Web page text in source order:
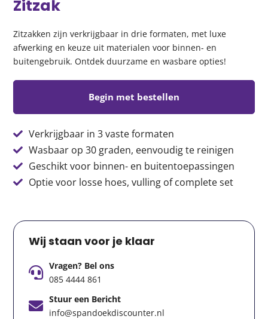
Zitzak
Zitzakken zijn verkrijgbaar in drie formaten, met luxe
afwerking en keuze uit materialen voor binnen- en
buitengebruik. Ontdek duurzame en wasbare opties!
Begin met bestellen
Verkrijgbaar in 3 vaste formaten
Wasbaar op 30 graden, eenvoudig te reinigen
Geschikt voor binnen- en buitentoepassingen
Optie voor losse hoes, vulling of complete set
Wij staan voor je klaar
Vragen? Bel ons
085 4444 861
Stuur een Bericht
info@spandoekdiscounter.nl